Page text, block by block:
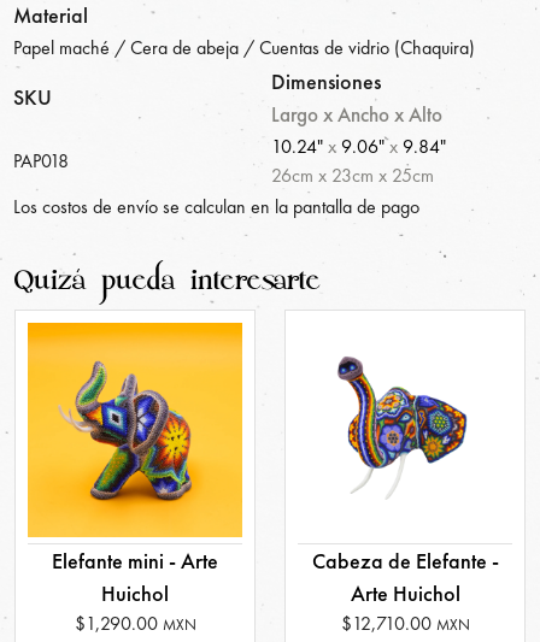
Material
Papel maché / Cera de abeja / Cuentas de vidrio (Chaquira)
SKU
Dimensiones
Largo x Ancho x Alto
PAP018
10.24"x9.06"x9.84"
26cm x 23cm x 25cm
Los costos de envío se calculan en la pantalla de pago
Quizá pueda interesarte
Elefante mini - Arte
Huichol
$1,290.00 MXN
Cabeza de Elefante -
Arte Huichol
$12,710.00 MXN